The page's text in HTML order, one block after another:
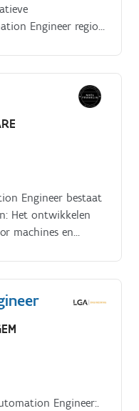
Engineer regio
Engineer bestaat
Het ontwikkelen
machines en
Engineer:.